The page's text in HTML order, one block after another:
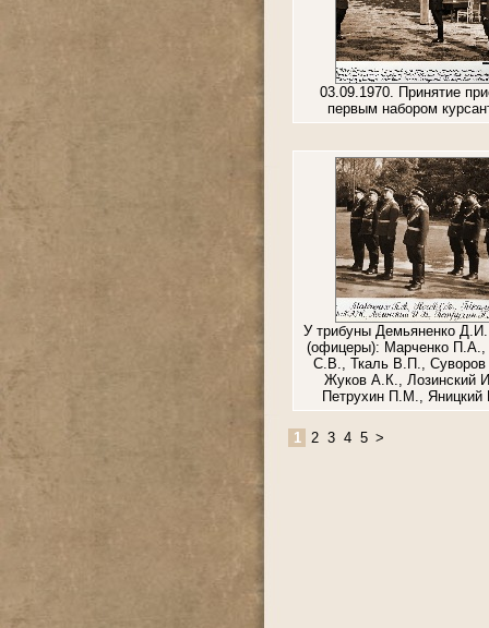
03.09.1970. Принятие
первым набором
У трибуны Демьяненко
(офицеры): Марченко П.А.,
С.В., Ткаль В.П.,
Жуков А.К., Лозинский
Петрухин П.М., Яницкий
1 2 3 4 5 >